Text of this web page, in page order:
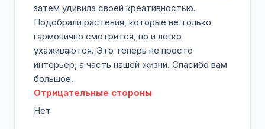
затем удивила своей креативностью.
Подобрали растения, которые не только
гармонично смотрится, но и легко
ухаживаются. Это теперь не просто
интерьер, а часть нашей жизни. Спасибо вам
большое.
Отрицательные стороны
Нет